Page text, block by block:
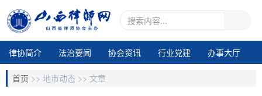
律协简介 法治要闻 协会资讯 行业党建
办事大厅
地市动态
业务交流
首页 >> 地市动态 >> 文章